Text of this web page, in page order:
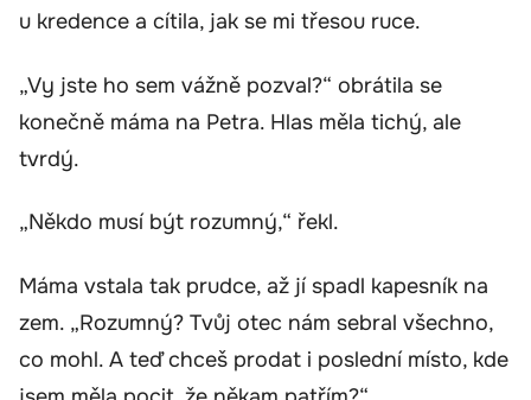
u kredence a cítila, jak se mi třesou ruce.
„Vy jste ho sem vážně pozval?“ obrátila se
konečně máma na Petra. Hlas měla tichý, ale
tvrdý.
„Někdo musí být rozumný,“ řekl.
Máma vstala tak prudce, až jí spadl kapesník na
zem. „Rozumný? Tvůj otec nám sebral všechno,
co mohl. A teď chceš prodat i poslední místo, kde